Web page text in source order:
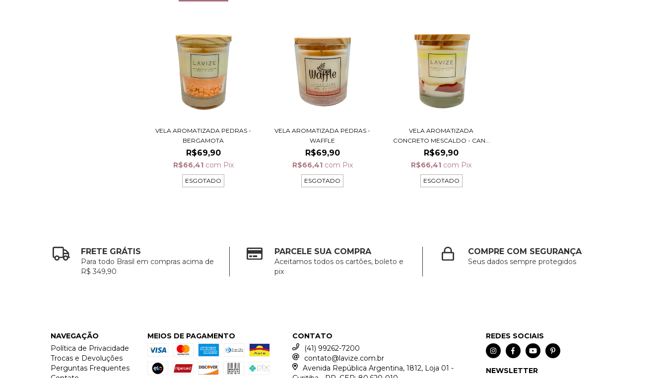
VELA AROMATIZADA PEDRAS -
BERGAMOTA
R$69,90
R$66,41 com Pix
ESGOTADO
VELA AROMATIZADA PEDRAS -
WAFFLE
R$69,90
R$66,41 com Pix
ESGOTADO
VELA AROMATIZADA
CONCRETO MESCALDO - CAN...
R$69,90
R$66,41 com Pix
ESGOTADO
FRETE GRÁTIS
Para todo Brasil em compras acima de
R$ 349,90
PARCELE SUA COMPRA
Aceitamos todos os cartões, boleto e
pix
COMPRE COM SEGURANÇA
Seus dados sempre protegidos
NAVEGAÇÃO
Política de Privacidade
Trocas e Devoluções
Perguntas Frequentes
MEIOS DE PAGAMENTO
CONTATO
(41) 99262-7200
contato@lavize.com.br
Avenida República Argentina, 1812, Loja 01 -
REDES SOCIAIS
NEWSLETTER